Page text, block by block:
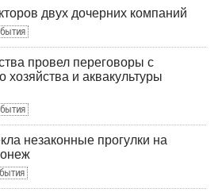
двух дочерних компаний
провел переговоры с
и аквакультуры
незаконные прогулки на